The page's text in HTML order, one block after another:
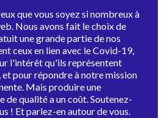
que vous soyez si nombreux à
Nous avons fait le choix de
une grande partie de nos
ceux en lien avec le Covid-19,
l'intérêt qu'ils représentent
pour répondre à notre mission
Mais produire une
qualité a un coût. Soutenez-
! Et parlez-en autour de vous.